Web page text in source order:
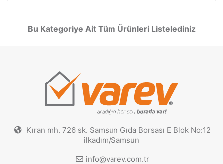
Bu Kategoriye Ait Tüm Ürünleri Listelediniz
Kıran mh. 726 sk. Samsun Gıda Borsası E Blok No:12
ilkadım/Samsun
info@varev.com.tr